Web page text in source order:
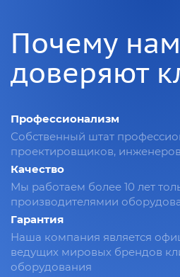
Почему нам
доверяют
Профессионализм
Собственный штат
проектировщиков,
Качество
Мы работаем более 10 лет
производителямии
Гарантия
Наша компания является
ведущих мировых брендов
оборудования